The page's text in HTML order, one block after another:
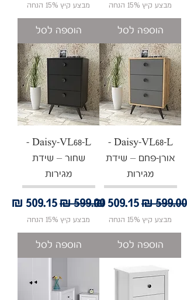
מבצע קיץ 15% הנחה
הוספה לסל
מבצע קיץ 15% הנחה
הוספה לסל
Daisy-VL68-L -
אורן-פחם – שידת
מגירות
מחיר רגילמחיר מבצע
מבצע קיץ 15% הנחה
הוספה לסל
Daisy-VL68-L -
שחור – שידת
מגירות
מחיר רגילמחיר
מבצע קיץ 15% הנחה
הוספה לסל